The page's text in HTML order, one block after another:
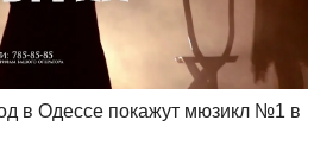
в Одессе покажут мюзикл №1 в